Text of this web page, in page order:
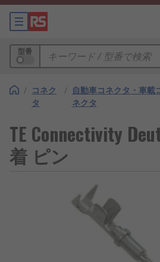
型番
/ コネク
タ
/ 自動車コネクタ・車載
ネクタ
TE Connectivity
着 ピン